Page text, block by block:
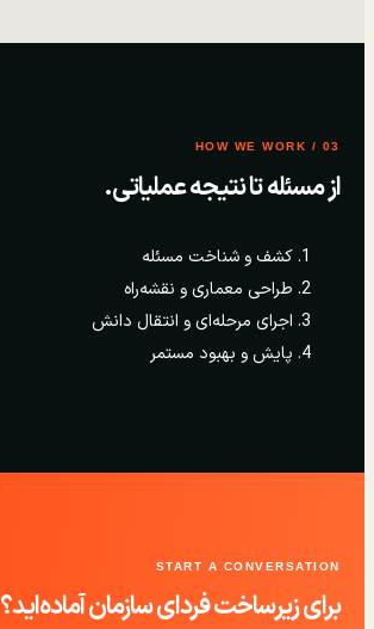
03 / HOW WE WORK
از مسئله تا نتیجه عملیاتی.
کشف و شناخت مسئله
طراحی معماری و نقشه‌راه
اجرای مرحله‌ای و انتقال دانش
پایش و بهبود مستمر
START A CONVERSATION
برای زیرساخت فردای سازمان آماده‌اید؟